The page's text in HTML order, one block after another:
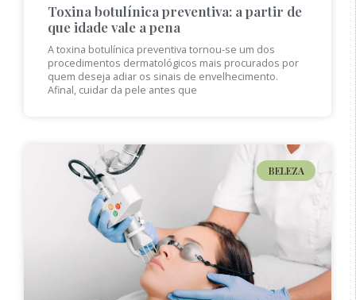
Toxina botulínica preventiva: a partir de
que idade vale a pena
A toxina botulínica preventiva tornou-se um dos
procedimentos dermatológicos mais procurados por
quem deseja adiar os sinais de envelhecimento.
Afinal, cuidar da pele antes que
BELEZA